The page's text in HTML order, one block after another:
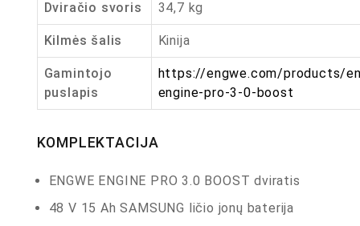
Dviračio svoris 34,7 kg
Kilmės šalis Kinija
Gamintojo
puslapis
https://engwe.com/products/
engine-pro-3-0-boost
KOMPLEKTACIJA
ENGWE ENGINE PRO 3.0 BOOST dviratis
48 V 15 Ah SAMSUNG ličio jonų baterija